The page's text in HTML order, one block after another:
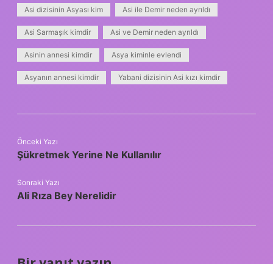
Asi dizisinin Asyası kim Asi ile Demir neden ayrıldı
Asi Sarmaşık kimdir Asi ve Demir neden ayrıldı
Asinin annesi kimdir Asya kiminle evlendi
Asyanın annesi kimdir Yabani dizisinin Asi kızı kimdir
Önceki Yazı
Şükretmek Yerine Ne Kullanılır
Sonraki Yazı
Ali Rıza Bey Nerelidir